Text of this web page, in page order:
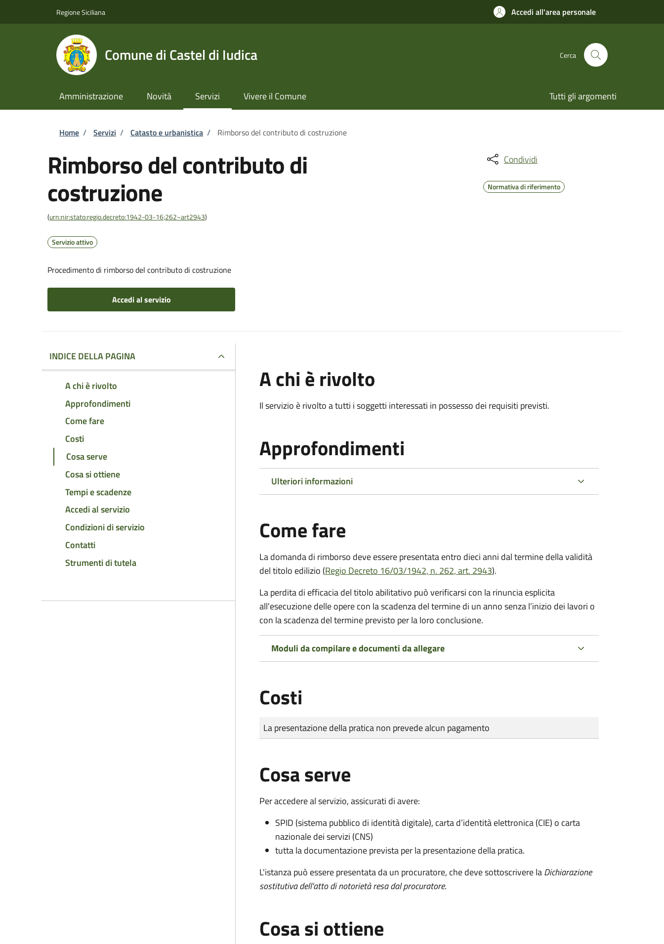
Regione Siciliana Accedi all'area personale
Comune di Castel di Iudica Cerca
Amministrazione Novità Servizi Vivere il Comune Tutti gli argomenti
Briciole di pane
Home / Servizi / Catasto e urbanistica / Rimborso del contributo di costruzione
Rimborso del contributo di
costruzione
(urn:nir:stato:regio.decreto:1942-03-16;262~art2943)
Servizio attivo
Procedimento di rimborso del contributo di costruzione
Accedi al servizio
Condividi
Normativa di riferimento
INDICE DELLA PAGINA
A chi è rivolto
Approfondimenti
Come fare
Costi
Cosa serve
Cosa si ottiene
Tempi e scadenze
Accedi al servizio
Condizioni di servizio
Contatti
Strumenti di tutela
A chi è rivolto
Il servizio è rivolto a tutti i soggetti interessati in possesso dei requisiti previsti.
Approfondimenti
Ulteriori informazioni
Come fare
La domanda di rimborso deve essere presentata entro dieci anni dal termine della validità
del titolo edilizio (Regio Decreto 16/03/1942, n. 262, art. 2943).
La perdita di efficacia del titolo abilitativo può verificarsi con la rinuncia esplicita
all'esecuzione delle opere con la scadenza del termine di un anno senza l’inizio dei lavori o
con la scadenza del termine previsto per la loro conclusione.
Moduli da compilare e documenti da allegare
Costi
Tipo di pagamento
Importo
La presentazione della pratica non prevede alcun pagamento
Cosa serve
Per accedere al servizio, assicurati di avere:
SPID (sistema pubblico di identità digitale), carta d’identità elettronica (CIE) o carta
nazionale dei servizi (CNS)
tutta la documentazione prevista per la presentazione della pratica.
L'istanza può essere presentata da un procuratore, che deve sottoscrivere laDichiarazione
sostitutiva dell'atto di notorietà resa dal procuratore.
Cosa si ottiene